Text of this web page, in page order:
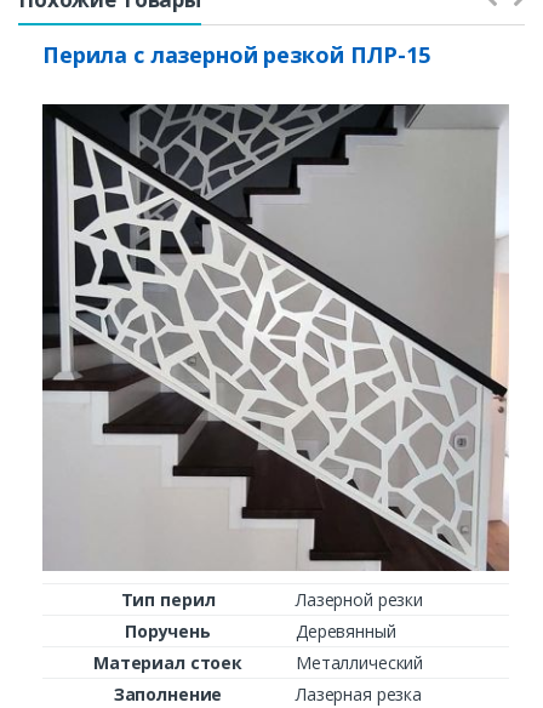
Заказать
Ваше имя*
Ваш телефон*
Комментарий к заказу
Перила с лазерной резкой ПЛР-15
Тип перил
Лазерной резки
Поручень
Деревянный
Материал стоек
Металлический
Заполнение
Лазерная резка